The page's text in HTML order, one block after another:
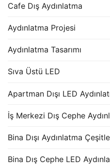
Cafe Dış Aydınlatma
Aydınlatma Projesi
Aydınlatma Tasarımı
Sıva Üstü LED
Apartman Dışı LED
İş Merkezi Dış Cephe
Bina Dışı Aydınlatma
Bina Dış Cephe LED